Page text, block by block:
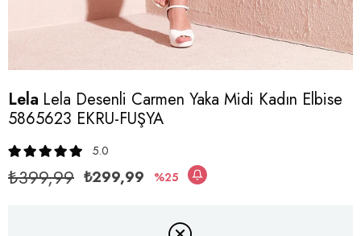
Lela Lela Desenli Carmen Yaka Midi Kadın Elbise
5865623 EKRU-FUŞYA
5.0
₺399,99 ₺299,99 25